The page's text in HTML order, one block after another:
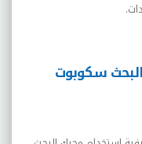
سكوبوت